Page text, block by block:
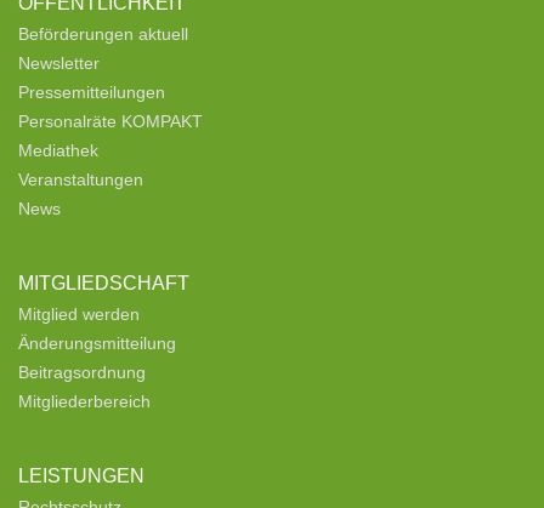
Beförderungen aktuell
Newsletter
Pressemitteilungen
Personalräte KOMPAKT
Mediathek
Veranstaltungen
News
MITGLIEDSCHAFT
Mitglied werden
Änderungsmitteilung
Beitragsordnung
Mitgliederbereich
LEISTUNGEN